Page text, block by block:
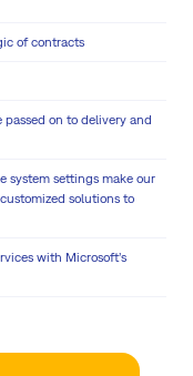
of contracts
on to delivery and
system settings make our
solutions to
with Microsoft’s